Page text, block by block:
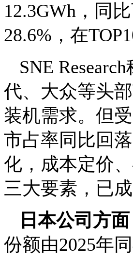
12.3GWh，同
28.6%，在
SNE
代、大众等头
装机需求。但
市占率同比回
化，成本定价
三大要素，已
日本公司方面
份额由2025年